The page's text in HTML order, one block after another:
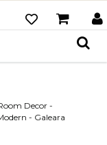
Decor -
- Galeara